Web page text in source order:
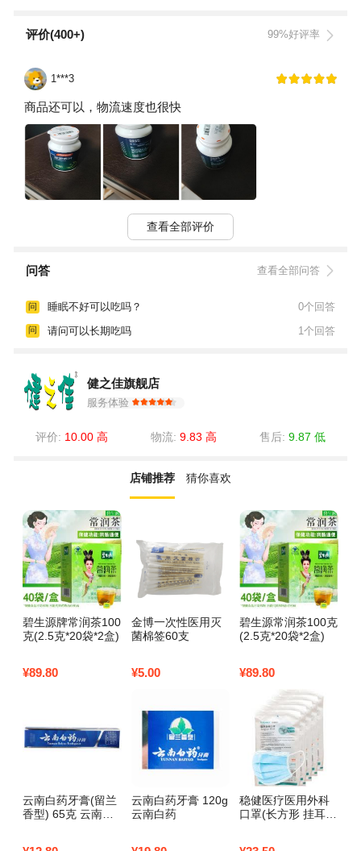
评价(400+) 99%好评率
1***3
商品还可以，物流速度也很快
查看全部评价
问答 查看全部问答
问 睡眠不好可以吃吗？ 0个回答
问 请问可以长期吃吗 1个回答
健之佳旗舰店
服务体验
评价: 10.00 高 物流: 9.83 高 售后:9.87 低
店铺推荐 猜你喜欢
碧生源牌常润茶100
克(2.5克*20袋*2盒)
¥89.80
金博一次性医用灭
菌棉签60支
¥5.00
碧生源常润茶100克
(2.5克*20袋*2盒)
¥89.80
云南白药牙膏(留兰
香型) 65克 云南白
云南白药牙膏 120g
云南白药
稳健医疗医用外科
口罩(长方形 挂耳